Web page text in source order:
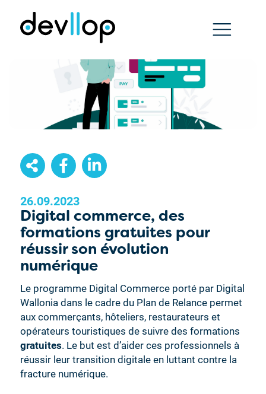
26.09.2023
Digital commerce, des
formations gratuites pour
réussir son évolution
numérique
Le programme Digital Commerce porté par Digital
Wallonia dans le cadre du Plan de Relance permet
aux commerçants, hôteliers, restaurateurs et
opérateurs touristiques de suivre des formations
gratuites. Le but est d’aider ces professionnels à
réussir leur transition digitale en luttant contre la
fracture numérique.